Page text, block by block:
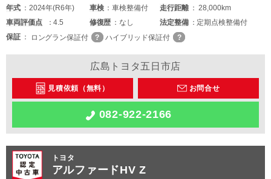
年式 2024年(R6年) 車検 車検整備付 走行距離
28,000km
車両評価点 4.5 修復歴 なし 法定整備
定期点検整備付
保証
ロングラン保証付 ハイブリッド保証付
広島トヨタ五日市店
見積依頼（無料） お問合せ
082-922-2166
トヨタ
アルファードHV Z